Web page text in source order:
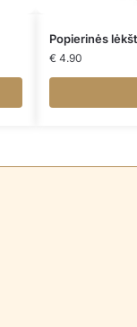
Popierinės
€ 4.90